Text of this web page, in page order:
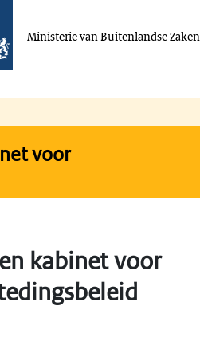
Ministerie van Buitenlandse Zaken
voor
kabinet voor